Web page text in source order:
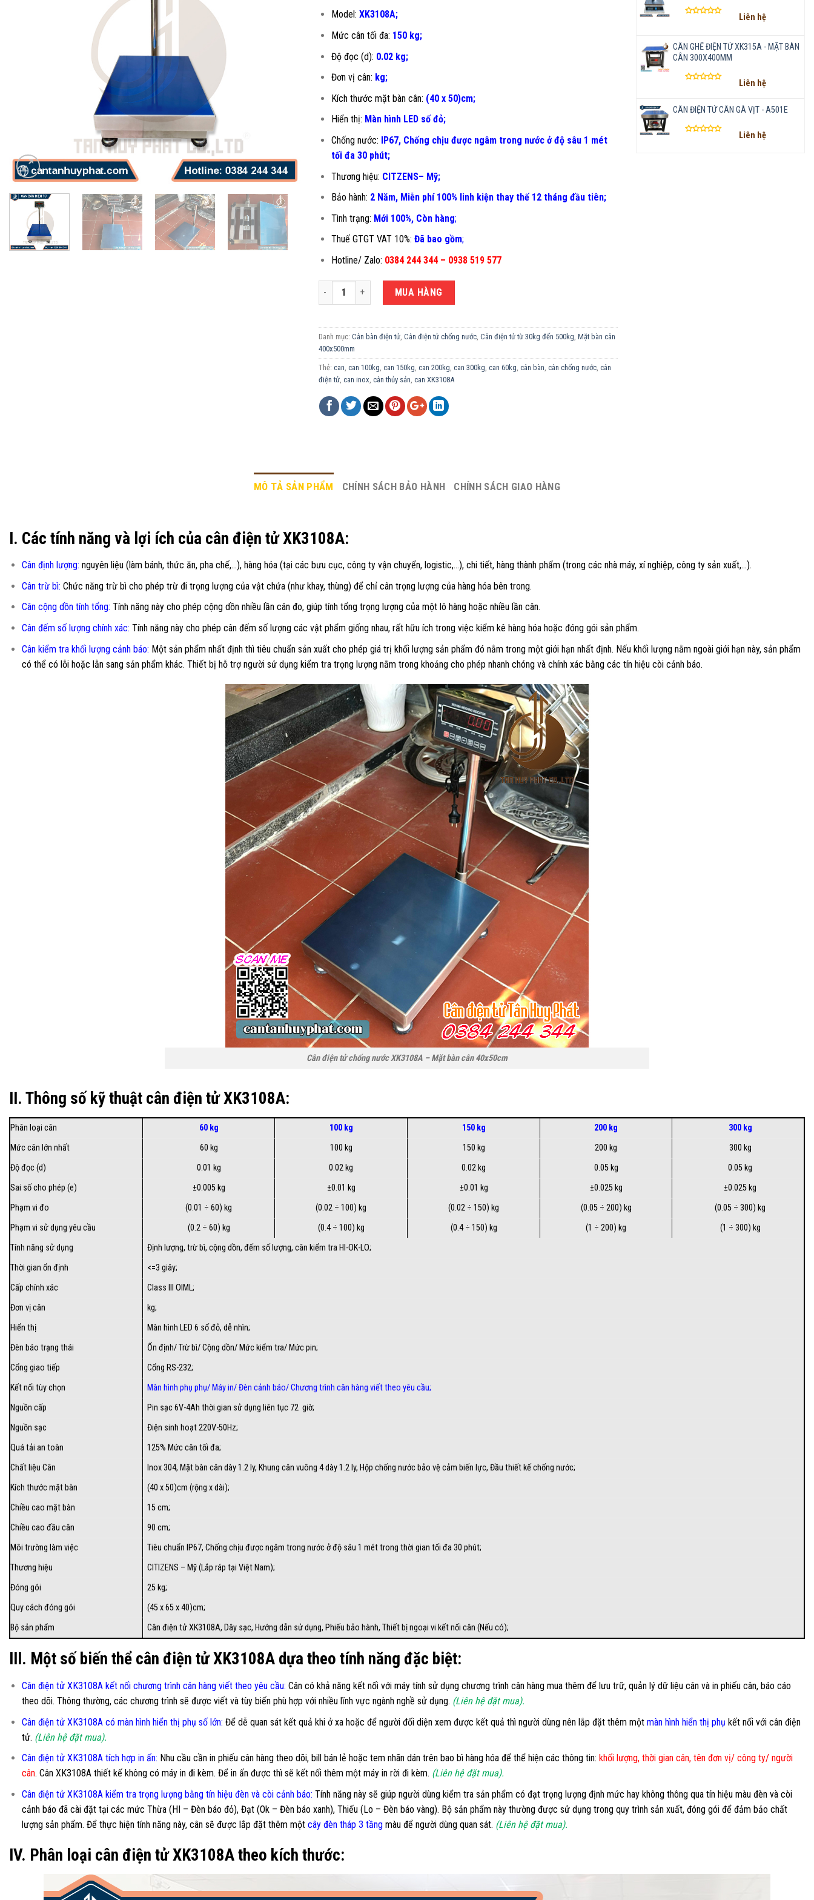
Model: XK3108A;
Mức cân tối đa: 150 kg;
Độ đọc (d): 0.02 kg;
Đơn vị cân: kg;
Kích thước mặt bàn cân: (40 x 50)cm;
Hiển thị: Màn hình LED số đỏ;
Chống nước: IP67, Chống chịu được ngâm trong nước ở độ sâu 1 mét
tối đa 30 phút;
Thương hiệu: CITZENS– Mỹ;
Bảo hành: 2 Năm, Miễn phí 100% linh kiện thay thế 12 tháng đầu tiên;
Tình trạng: Mới 100%, Còn hàng;
Thuế GTGT VAT 10%: Đã bao gồm;
Hotline/ Zalo: 0384 244 344 – 0938 519 577
CÂN ĐIỆN TỬ CHỐNG NƯỚC 150KG XK3108A-40X50CM số lượng
MUA HÀNG
Danh mục: Cân bàn điện tử, Cân điện tử chống nước, Cân điện tử từ 30kg đến 500kg Mặt bàn cân
400x500mm
Thẻ: can can 100kg can 150kg can 200kg can 300kg can 60kg cân bàn cân chống nước, cân
điện tử, can inox cân thủy sản can XK3108A
hạng
0
5
sao
Liên hệ
CÂN GHẾ ĐIỆN TỬ XK315A - MẶT BÀN
CÂN 300X400MM
hạng
5
Liên hệ
CÂN ĐIỆN TỬ CÂN GÀ VỊT - A501E
Liên hệ
MÔ TẢ SẢN PHẨM CHÍNH SÁCH BẢO HÀNH CHÍNH SÁCH GIAO HÀNG
I. Các tính năng và lợi ích của cân điện tử XK3108A:
Cân định lượng: nguyên liệu (làm bánh, thức ăn, pha chế,…), hàng hóa (tại các bưu cục, công ty vận chuyển, logistic,…), chi tiết, hàng thành phẩm (trong các nhà máy, xí nghiệp, công ty sản xuất,…).
Cân trừ bì: Chức năng trừ bì cho phép trừ đi trọng lượng của vật chứa (như khay, thùng) để chỉ cân trọng lượng của hàng hóa bên trong.
Cân cộng dồn tính tổng: Tính năng này cho phép cộng dồn nhiều lần cân đo, giúp tính tổng trọng lượng của một lô hàng hoặc nhiều lần cân.
Cân đếm số lượng chính xác: Tính năng này cho phép cân đếm số lượng các vật phẩm giống nhau, rất hữu ích trong việc kiểm kê hàng hóa hoặc đóng gói sản phẩm.
Cân kiểm tra khối lượng cảnh báo: Một sản phẩm nhất định thì tiêu chuẩn sản xuất cho phép giá trị khối lượng sản phẩm đó nằm trong một giới hạn nhất định. Nếu khối lượng nằm ngoài giới hạn này, sản phẩm
có thể có lỗi hoặc lẫn sang sản phẩm khác. Thiết bị hỗ trợ người sử dụng kiểm tra trọng lượng nằm trong khoảng cho phép nhanh chóng và chính xác bằng các tín hiệu còi cảnh báo.
Cân điện tử chống nước XK3108A – Mặt bàn cân 40x50cm
II. Thông số kỹ thuật cân điện tử XK3108A:
Phân loại cân 60 kg 100 kg 150 kg 200 kg
300 kg
Mức cân lớn nhất
60 kg 100 kg 150 kg 200 kg
300 kg
Độ đọc (d)
0.01 kg 0.02 kg 0.02 kg 0.05 kg
0.05 kg
Sai số cho phép (e)
±0.005 kg ±0.01 kg ±0.01 kg ±0.025 kg
±0.025 kg
Phạm vi đo
(0.01 ÷ 60) kg (0.02 ÷ 100) kg (0.02 ÷ 150) kg (0.05 ÷ 200) kg
(0.05 ÷ 300) kg
Phạm vi sử dụng yêu cầu
(0.2 ÷ 60) kg (0.4 ÷ 100) kg (0.4 ÷ 150) kg (1 ÷ 200) kg
(1 ÷ 300) kg
Tính năng sử dụng
Định lượng, trừ bì, cộng dồn, đếm số lượng, cân kiểm tra HI-OK-LO;
Thời gian ổn định
<=3 giây;
Cấp chính xác
Class III OIML;
Đơn vị cân
kg;
Hiển thị
Màn hình LED 6 số đỏ, dễ nhìn;
Đèn báo trạng thái
Ổn định/ Trừ bì/ Cộng dồn/ Mức kiểm tra/ Mức pin;
Cổng giao tiếp
Cổng RS-232;
Kết nối tùy chọn
Màn hình phụ phụ/Máy in/Đèn cảnh báo/Chương trình cân hàng viết theo yêu cầu;
Nguồn cấp
Pin sạc 6V-4Ah thời gian sử dụng liên tục 72 giờ;
Nguồn sạc
Điện sinh hoạt 220V-50Hz;
Quá tải an toàn
125% Mức cân tối đa;
Chất liệu Cân
Inox 304, Mặt bàn cân dày 1.2 ly, Khung cân vuông 4 dày 1.2 ly, Hộp chống nước bảo vệ cảm biến lực, Đầu thiết kế chống nước;
Kích thước mặt bàn
(40 x 50)cm (rộng x dài);
Chiều cao mặt bàn
15 cm;
Chiều cao đầu cân
90 cm;
Môi trường làm việc
Tiêu chuẩn IP67, Chống chịu được ngâm trong nước ở độ sâu 1 mét trong thời gian tối đa 30 phút;
Thương hiệu
CITIZENS – Mỹ (Lắp ráp tại Việt Nam);
Đóng gói
25 kg;
Quy cách đóng gói
(45 x 65 x 40)cm;
Bộ sản phẩm
Cân điện tử XK3108A, Dây sạc, Hướng dẫn sử dụng, Phiếu bảo hành, Thiết bị ngoại vi kết nối cân (Nếu có);
III. Một số biến thể cân điện tử XK3108A dựa theo tính năng đặc biệt:
Cân điện tử XK3108A kết nối chương trình cân hàng viết theo yêu cầu: Cân có khả năng kết nối với máy tính sử dụng chương trình cân hàng mua thêm để lưu trữ, quản lý dữ liệu cân và in phiếu cân, báo cáo
theo dõi. Thông thường, các chương trình sẽ được viết và tùy biến phù hợp với nhiều lĩnh vực ngành nghề sử dụng. (Liên hệ đặt mua).
Cân điện tử XK3108A có màn hình hiển thị phụ số lớn: Để dễ quan sát kết quả khi ở xa hoặc để người đối diện xem được kết quả thì người dùng nên lắp đặt thêm một màn hình hiển thị phụ kết nối với cân điện
tử. (Liên hệ đặt mua).
Cân điện tử XK3108A tích hợp in ấn: Nhu cầu cần in phiếu cân hàng theo dõi, bill bán lẻ hoặc tem nhãn dán trên bao bì hàng hóa để thể hiện các thông tin: khối lượng, thời gian cân, tên đơn vị/ công ty/ người
cân. Cân XK3108A thiết kế không có máy in đi kèm. Để in ấn được thì sẽ kết nối thêm một máy in rời đi kèm. (Liên hệ đặt mua).
Cân điện tử XK3108A kiểm tra trọng lượng bằng tín hiệu đèn và còi cảnh báo: Tính năng này sẽ giúp người dùng kiểm tra sản phẩm có đạt trọng lượng định mức hay không thông qua tín hiệu màu đèn và còi
cảnh báo đã cài đặt tại các mức Thừa (HI – Đèn báo đỏ), Đạt (Ok – Đèn báo xanh), Thiếu (Lo – Đèn báo vàng). Bộ sản phẩm này thường được sử dụng trong quy trình sản xuất, đóng gói để đảm bảo chất
lượng sản phẩm. Để thực hiện tính năng này, cân sẽ được lắp đặt thêm một cây đèn tháp 3 tầngmàu để người dùng quan sát. (Liên hệ đặt mua).
IV. Phân loại cân điện tử XK3108A theo kích thước: